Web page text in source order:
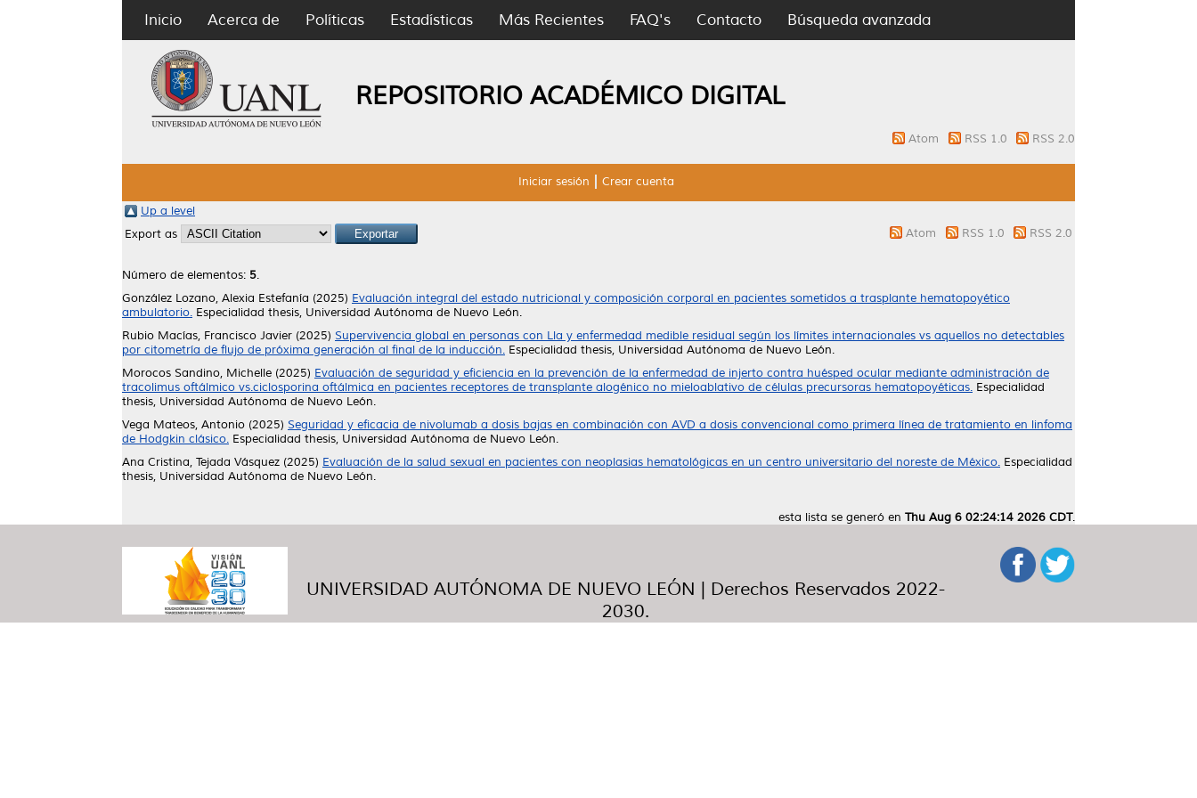
Inicio Acerca de Políticas Estadísticas Más Recientes FAQ's Contacto Búsqueda avanzada
REPOSITORIO ACADÉMICO DIGITAL
Atom RSS 1.0 RSS 2.0
Iniciar sesión Crear cuenta
Up a level
Export as
Atom RSS 1.0 RSS 2.0
Número de elementos: 5.
González Lozano, Alexia Estefanía (2025) Evaluación integral del estado nutricional y composición corporal en pacientes sometidos a trasplante hematopoyético
ambulatorio. Especialidad thesis, Universidad Autónoma de Nuevo León.
Rubio Macías, Francisco Javier (2025) Supervivencia global en personas con Lla y enfermedad medible residual según los límites internacionales vs aquellos no detectables
por citometría de flujo de próxima generación al final de la inducción. Especialidad thesis, Universidad Autónoma de Nuevo León.
Morocos Sandino, Michelle (2025) Evaluación de seguridad y eficiencia en la prevención de la enfermedad de injerto contra huésped ocular mediante administración de
tracolimus oftálmico vs.ciclosporina oftálmica en pacientes receptores de transplante alogénico no mieloablativo de células precursoras hematopoyéticas. Especialidad
thesis, Universidad Autónoma de Nuevo León.
Vega Mateos, Antonio (2025) Seguridad y eficacia de nivolumab a dosis bajas en combinación con AVD a dosis convencional como primera línea de tratamiento en linfoma
de Hodgkin clásico. Especialidad thesis, Universidad Autónoma de Nuevo León.
Ana Cristina, Tejada Vásquez (2025) Evaluación de la salud sexual en pacientes con neoplasias hematológicas en un centro universitario del noreste de México. Especialidad
thesis, Universidad Autónoma de Nuevo León.
esta lista se generó en Thu Aug 6 02:24:14 2026 CDT.
UNIVERSIDAD AUTÓNOMA DE NUEVO LEÓN | Derechos Reservados 2022-
2030.